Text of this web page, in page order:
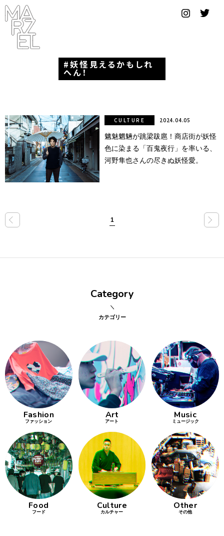
フィ
デザ
ナー
ー
プール
スーツ
ンテ
写真
阪
の文
化
とは応援
立ったら
行動
するよう
ザインを
妖怪見えるかもしれ
へん！
魑魅魍魎が跳梁跋扈！商店街が妖怪
色に染まる「百鬼夜行」を率いる、
河野隼也さんの尽きぬ妖怪愛。
CULTURE 2024.04.05
« 1 »
Category
カテゴリー
Fashion
ファッション
Art
アート
Music
ミュージック
Food
フード
Culture
カルチャー
Other
その他